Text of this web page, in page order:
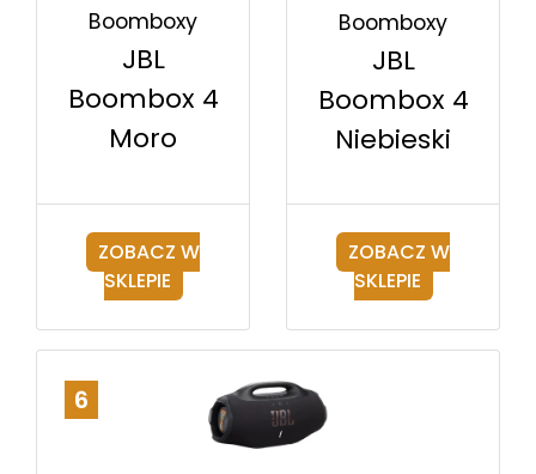
Boomboxy
JBL
Boombox 4
Moro
ZOBACZ W
SKLEPIE
Boomboxy
JBL
Boombox 4
Niebieski
ZOBACZ W
SKLEPIE
6